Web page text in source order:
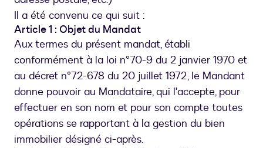
Il a été convenu ce qui suit :
Article 1 : Objet du Mandat
Aux termes du présent mandat, établi
conformément à la loi n°70-9 du 2 janvier 1970 et
au décret n°72-678 du 20 juillet 1972, le Mandant
donne pouvoir au Mandataire, qui l'accepte, pour
effectuer en son nom et pour son compte toutes
opérations se rapportant à la gestion du bien
immobilier désigné ci-après.